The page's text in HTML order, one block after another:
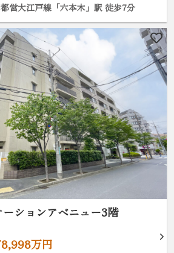
営大江戸線「六本木」駅 徒歩7分
ションアベニュー3階
万円